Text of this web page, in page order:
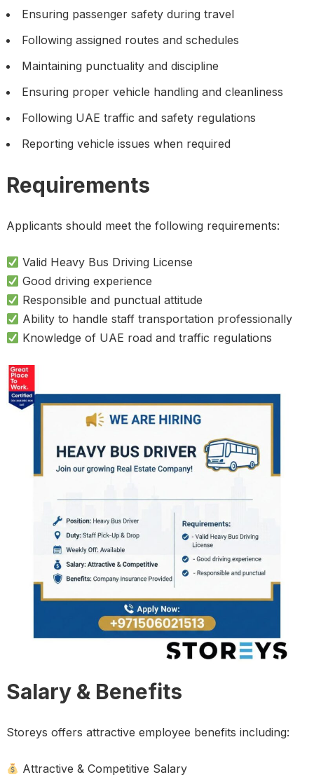
Ensuring passenger safety during travel
Following assigned routes and schedules
Maintaining punctuality and discipline
Ensuring proper vehicle handling and cleanliness
Following UAE traffic and safety regulations
Reporting vehicle issues when required
Requirements
Applicants should meet the following requirements:
Valid Heavy Bus Driving License
Good driving experience
Responsible and punctual attitude
Ability to handle staff transportation professionally
Knowledge of UAE road and traffic regulations
Salary & Benefits
Storeys offers attractive employee benefits including:
Attractive & Competitive Salary